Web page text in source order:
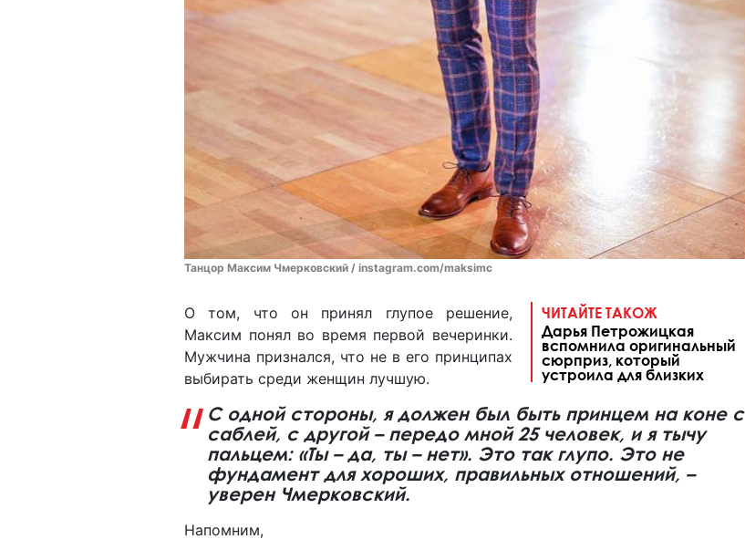
Танцор Максим Чмерковский / instagram.com/maksimc
ЧИТАЙТЕ ТАКОЖ
Дарья Петрожицкая
вспомнила оригинальный
сюрприз, который
устроила для близких
О том, что он принял глупое решение,
Максим понял во время первой вечеринки.
Мужчина признался, что не в его принципах
выбирать среди женщин лучшую.
С одной стороны, я должен был быть принцем на коне с
саблей, с другой – передо мной 25 человек, и я тычу
пальцем: «Ты – да, ты – нет». Это так глупо. Это не
фундамент для хороших, правильных отношений, –
уверен Чмерковский.
Напомним,